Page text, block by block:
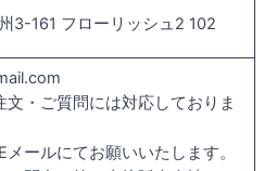
3-161 フローリッシュ2 102
文・ご質問には対応しておりま
ールにてお願いいたします。